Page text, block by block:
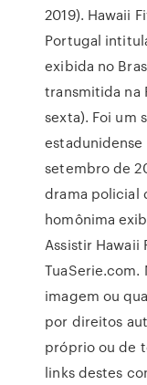
2019). Hawaii
Portugal
exibida no
transmitida na
sexta). Foi um
setembro de
drama policial
homônima
Assistir Hawaii
TuaSerie.com.
imagem ou
por direitos
próprio ou de
links destes